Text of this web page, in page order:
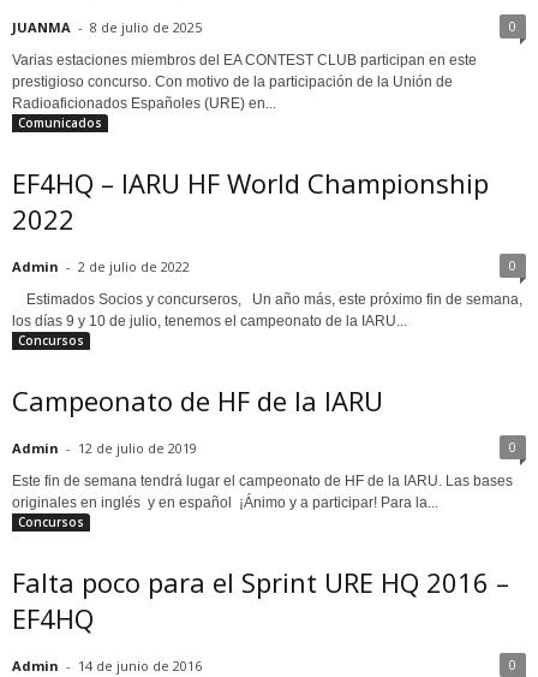
JUANMA - 8 de julio de 2025 0
Varias estaciones miembros del EA CONTEST CLUB participan en este
prestigioso concurso. Con motivo de la participación de la Unión de
Radioaficionados Españoles (URE) en...
Comunicados
EF4HQ – IARU HF World Championship
2022
Admin - 2 de julio de 2022 0
Estimados Socios y concurseros, Un año más, este próximo fin de semana,
los días 9 y 10 de julio, tenemos el campeonato de la IARU...
Concursos
Campeonato de HF de la IARU
Admin - 12 de julio de 2019 0
Este fin de semana tendrá lugar el campeonato de HF de la IARU. Las bases
originales en inglés y en español ¡Ánimo y a participar! Para la...
Concursos
Falta poco para el Sprint URE HQ 2016 –
EF4HQ
Admin - 14 de junio de 2016 0